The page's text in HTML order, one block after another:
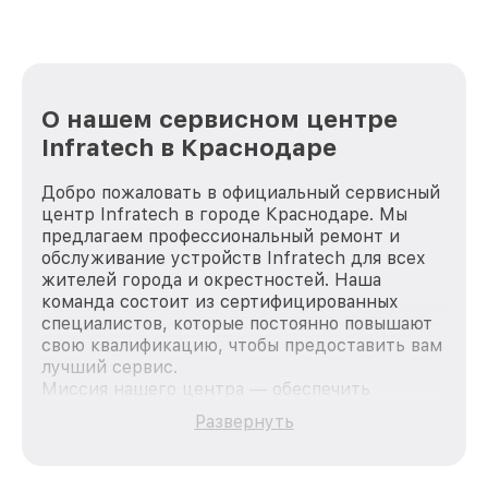
О нашем сервисном центре
Infratech в Краснодаре
Добро пожаловать в официальный сервисный
центр Infratech в городе Краснодаре. Мы
предлагаем профессиональный ремонт и
обслуживание устройств Infratech для всех
жителей города и окрестностей. Наша
команда состоит из сертифицированных
специалистов, которые постоянно повышают
свою квалификацию, чтобы предоставить вам
лучший сервис.
Миссия нашего центра — обеспечить
качественный и доступный ремонт для
каждого пользователя продукции Infratech,
Развернуть